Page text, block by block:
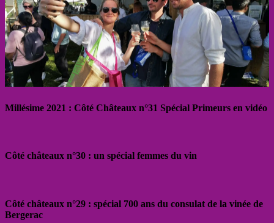
Millésime 2021 : Côté Châteaux n°31 Spécial Primeurs en vidéo
Côté châteaux n°30 : un spécial femmes du vin
Côté châteaux n°29 : spécial 700 ans du consulat de la vinée de
Bergerac